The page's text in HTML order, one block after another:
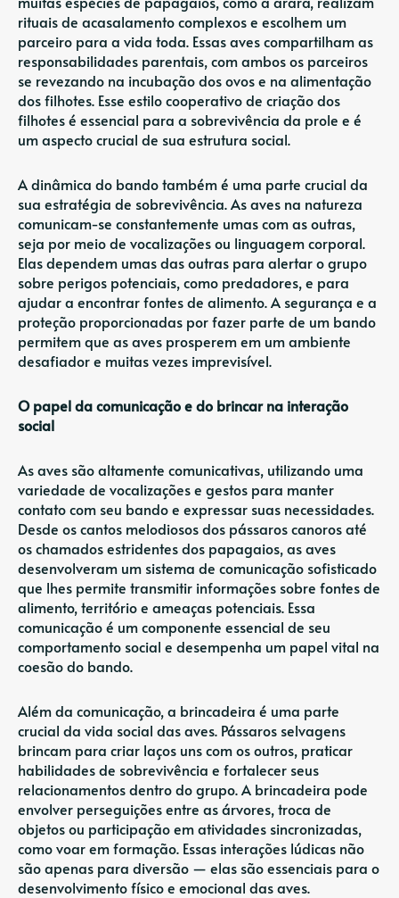
rituais de acasalamento complexos e escolhem um
parceiro para a vida toda. Essas aves compartilham as
responsabilidades parentais, com ambos os parceiros
se revezando na incubação dos ovos e na alimentação
dos filhotes. Esse estilo cooperativo de criação dos
filhotes é essencial para a sobrevivência da prole e é
um aspecto crucial de sua estrutura social.
A dinâmica do bando também é uma parte crucial da
sua estratégia de sobrevivência. As aves na natureza
comunicam-se constantemente umas com as outras,
seja por meio de vocalizações ou linguagem corporal.
Elas dependem umas das outras para alertar o grupo
sobre perigos potenciais, como predadores, e para
ajudar a encontrar fontes de alimento. A segurança e a
proteção proporcionadas por fazer parte de um bando
permitem que as aves prosperem em um ambiente
desafiador e muitas vezes imprevisível.
O papel da comunicação e do brincar na interação
social
As aves são altamente comunicativas, utilizando uma
variedade de vocalizações e gestos para manter
contato com seu bando e expressar suas necessidades.
Desde os cantos melodiosos dos pássaros canoros até
os chamados estridentes dos papagaios, as aves
desenvolveram um sistema de comunicação sofisticado
que lhes permite transmitir informações sobre fontes de
alimento, território e ameaças potenciais. Essa
comunicação é um componente essencial de seu
comportamento social e desempenha um papel vital na
coesão do bando.
Além da comunicação, a brincadeira é uma parte
crucial da vida social das aves. Pássaros selvagens
brincam para criar laços uns com os outros, praticar
habilidades de sobrevivência e fortalecer seus
relacionamentos dentro do grupo. A brincadeira pode
envolver perseguições entre as árvores, troca de
objetos ou participação em atividades sincronizadas,
como voar em formação. Essas interações lúdicas não
são apenas para diversão — elas são essenciais para o
desenvolvimento físico e emocional das aves.